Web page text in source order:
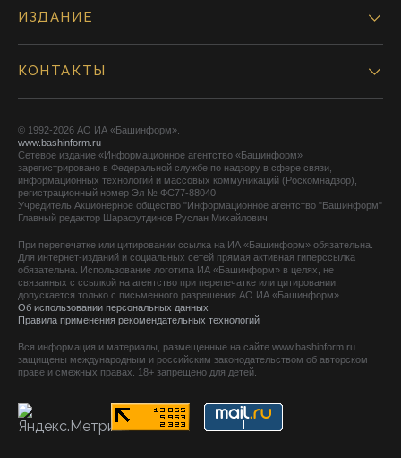
ИЗДАНИЕ
КОНТАКТЫ
© 1992-2026 АО ИА «Башинформ».
www.bashinform.ru
Сетевое издание «Информационное агентство «Башинформ»
зарегистрировано в Федеральной службе по надзору в сфере связи,
информационных технологий и массовых коммуникаций (Роскомнадзор),
регистрационный номер Эл № ФС77-88040
Учредитель Акционерное общество "Информационное агентство "Башинформ"
Главный редактор Шарафутдинов Руслан Михайлович
При перепечатке или цитировании ссылка на ИА «Башинформ» обязательна.
Для интернет-изданий и социальных сетей прямая активная гиперссылка
обязательна. Использование логотипа ИА «Башинформ» в целях, не
связанных с ссылкой на агентство при перепечатке или цитировании,
допускается только с письменного разрешения АО ИА «Башинформ».
Об использовании персональных данных
Правила применения рекомендательных технологий
Вся информация и материалы, размещенные на сайте www.bashinform.ru
защищены международным и российским законодательством об авторском
праве и смежных правах. 18+ запрещено для детей.